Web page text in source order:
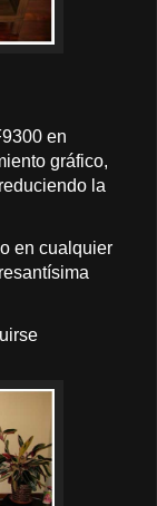
en
gráfico,
la
en cualquier